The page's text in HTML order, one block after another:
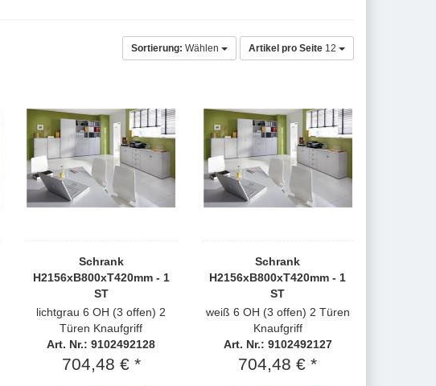
Sortierung: Wählen Artikel pro Seite 12
Schrank
H2156xB800xT420mm - 1
ST
lichtgrau 6 OH (3 offen) 2
Türen Knaufgriff
Art. Nr.: 9102492128
704,48 € *
Schrank
H2156xB800xT420mm - 1
ST
weiß 6 OH (3 offen) 2 Türen
Knaufgriff
Art. Nr.: 9102492127
704,48 € *